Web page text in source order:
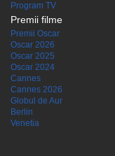
Program TV
Premii filme
Premii Oscar
Oscar 2026
Oscar 2025
Oscar 2024
Cannes
Cannes 2026
Globul de Aur
Berlin
Venetia